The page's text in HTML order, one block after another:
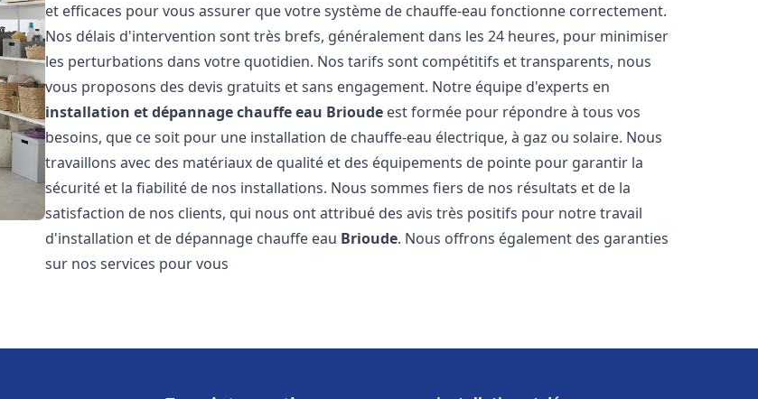
et efficaces pour vous assurer que votre système de chauffe-eau fonctionne correctement.
Nos délais d'intervention sont très brefs, généralement dans les 24 heures, pour minimiser
les perturbations dans votre quotidien. Nos tarifs sont compétitifs et transparents, nous
vous proposons des devis gratuits et sans engagement. Notre équipe d'experts en
installation et dépannage chauffe eau Brioude est formée pour répondre à tous vos
besoins, que ce soit pour une installation de chauffe-eau électrique, à gaz ou solaire. Nous
travaillons avec des matériaux de qualité et des équipements de pointe pour garantir la
sécurité et la fiabilité de nos installations. Nous sommes fiers de nos résultats et de la
satisfaction de nos clients, qui nous ont attribué des avis très positifs pour notre travail
d'installation et de dépannage chauffe eau Brioude. Nous offrons également des garanties
sur nos services pour vous